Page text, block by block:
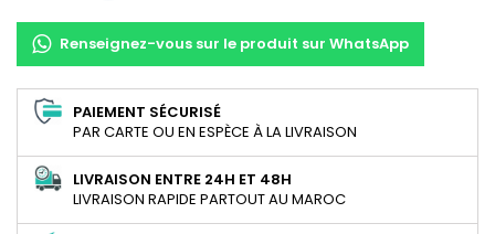
Renseignez-vous sur le produit sur WhatsApp
PAIEMENT SÉCURISÉ
PAR CARTE OU EN ESPÈCE À LA LIVRAISON
LIVRAISON ENTRE 24H ET 48H
LIVRAISON RAPIDE PARTOUT AU MAROC